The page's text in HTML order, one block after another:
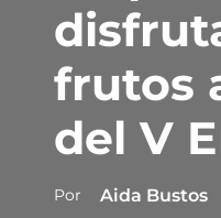
frutos
del V
Por Aida Bustos